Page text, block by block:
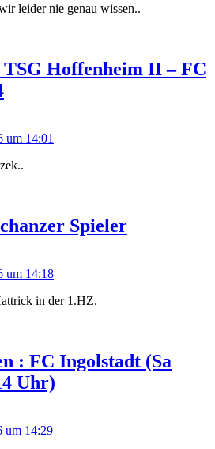
leider nie genau wissen..
TSG Hoffenheim II – FC
um 14:01
Spieler
um 14:18
in der 1.HZ.
: FC Ingolstadt (Sa
Uhr)
um 14:29